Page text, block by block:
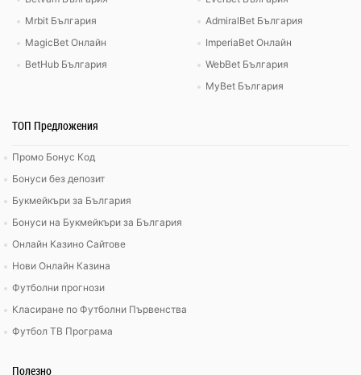
Mrbit България
MagicBet Онлайн
BetHub България
AdmiralBet България
ImperiaBet Онлайн
WebBet България
MyBet България
ТОП Предложения
Промо Бонус Код
Бонуси без депозит
Букмейкъри за България
Бонуси на Букмейкъри за България
Онлайн Казино Сайтове
Нови Онлайн Казина
Футболни прогнози
Класиране по Футболни Първенства
Футбол ТВ Програма
Полезно